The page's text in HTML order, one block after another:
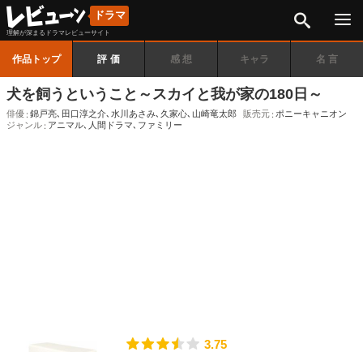
ドラマ
理解が深まるドラマレビューサイト
作品トップ 評価 感想 キャラ 名言
犬を飼うということ～スカイと我が家の180日～
俳優 錦戸亮､ 田口淳之介､ 水川あさみ､ 久家心､ 山崎竜太郎 販売元
ポニーキャニオン
ジャンル
アニマル､ 人間ドラマ､ ファミリー
3.75